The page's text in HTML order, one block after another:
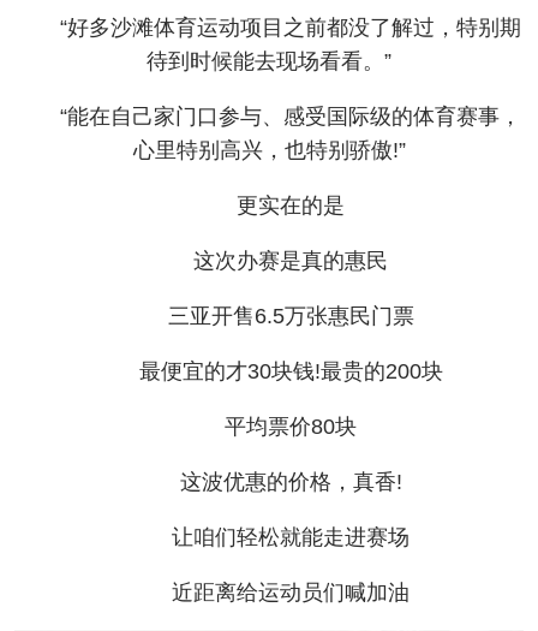
“好多沙滩体育运动项目之前都没了解过，特别期
待到时候能去现场看看。”
“能在自己家门口参与、感受国际级的体育赛事，
心里特别高兴，也特别骄傲!”
更实在的是
这次办赛是真的惠民
三亚开售6.5万张惠民门票
最便宜的才30块钱!最贵的200块
平均票价80块
这波优惠的价格，真香!
让咱们轻松就能走进赛场
近距离给运动员们喊加油